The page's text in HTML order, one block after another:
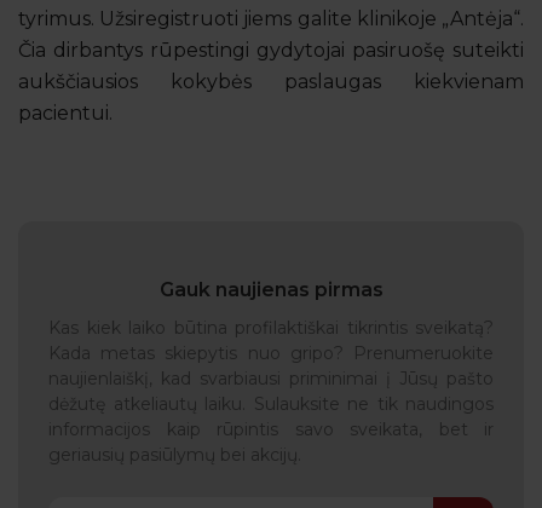
tyrimus. Užsiregistruoti jiems galite klinikoje „Antėja“.
Čia dirbantys rūpestingi gydytojai pasiruošę suteikti
aukščiausios kokybės paslaugas kiekvienam
pacientui.
Gauk naujienas pirmas
Kas kiek laiko būtina profilaktiškai tikrintis sveikatą?
Kada metas skiepytis nuo gripo? Prenumeruokite
naujienlaiškį, kad svarbiausi priminimai į Jūsų pašto
dėžutę atkeliautų laiku. Sulauksite ne tik naudingos
informacijos kaip rūpintis savo sveikata, bet ir
geriausių pasiūlymų bei akcijų.